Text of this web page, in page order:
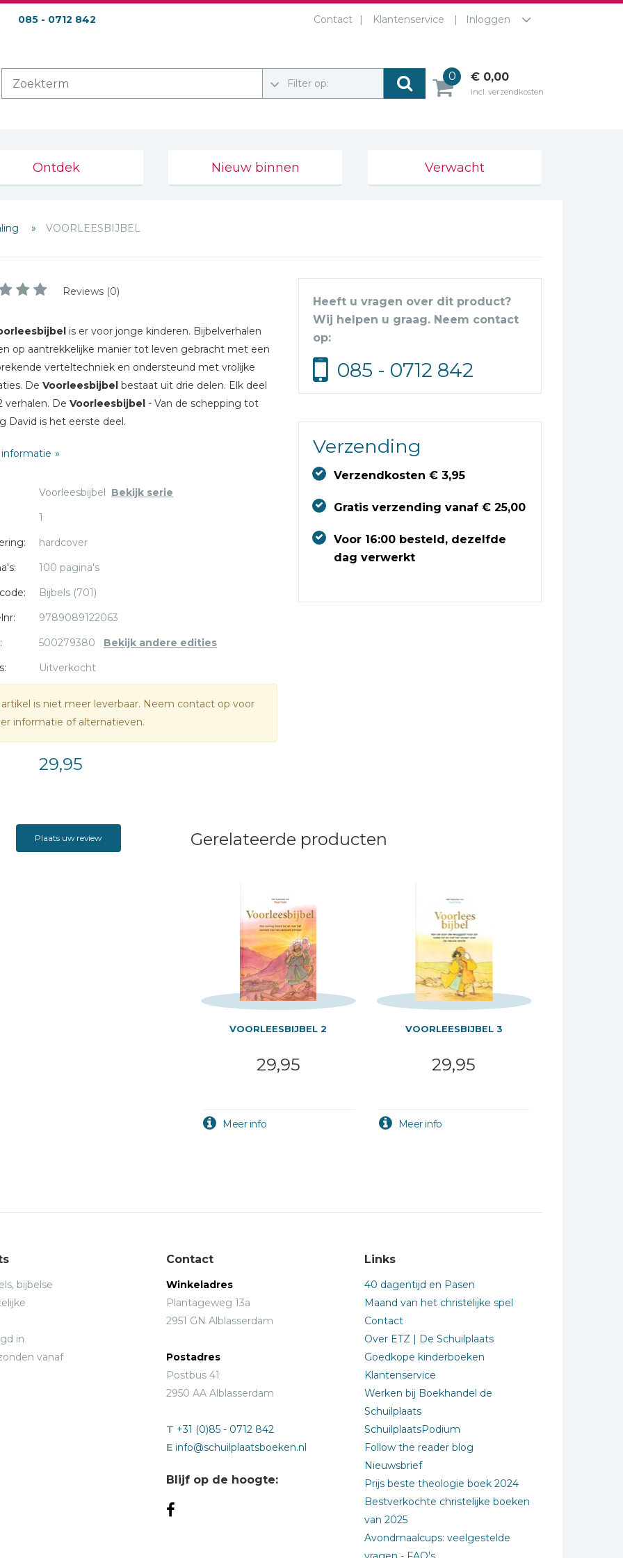
085 - 0712 842 Contact Klantenservice Inloggen
Filter op:
0 € 0,00
incl. verzendkosten
Ontdek Nieuw binnen Verwacht
VOORLEESBIJBEL
Reviews (0)
is er voor jonge kinderen. Bijbelverhalen
op aantrekkelijke manier tot leven gebracht met een
verteltechniek en ondersteund met vrolijke
De Voorleesbijbel bestaat uit drie delen. Elk deel
verhalen. De Voorleesbijbel - Van de schepping tot
David is het eerste deel.
bestaat uit de volgende delen:
deel 2: Van David tot de barmhartige
is geschikt voor kinderen van 4 t/m 7 jaar.
Voorleesbijbel Bekijk serie
1
hardcover
100 pagina's
Bijbels (701)
9789089122063
500279380 Bekijk andere edities
Uitverkocht
is niet meer leverbaar. Neem contact op voor
informatie of alternatieven.
29,95
Heeft u vragen over dit product?
Wij helpen u graag. Neem contact
op:
085 - 0712 842
Verzending
Verzendkosten € 3,95
Gratis verzending vanaf € 25,00
Voor 16:00 besteld, dezelfde
dag verwerkt
Plaats uw review Gerelateerde producten
VOORLEESBIJBEL 2
29,95
VOORLEESBIJBEL 3
29,95
bijbelse
in
vanaf
Contact
Winkeladres
Plantageweg 13a
2951 GN Alblasserdam
Postadres
Postbus 41
2950 AA Alblasserdam
T +31 (0)85 - 0712 842
E info@schuilplaatsboeken.nl
Blijf op de hoogte:
Links
40 dagentijd en Pasen
Maand van het christelijke spel
Contact
Over ETZ | De Schuilplaats
Goedkope kinderboeken
Klantenservice
Werken bij Boekhandel de
Schuilplaats
SchuilplaatsPodium
Follow the reader blog
Nieuwsbrief
Prijs beste theologie boek 2024
Bestverkochte christelijke boeken
van 2025
Avondmaalcups: veelgestelde